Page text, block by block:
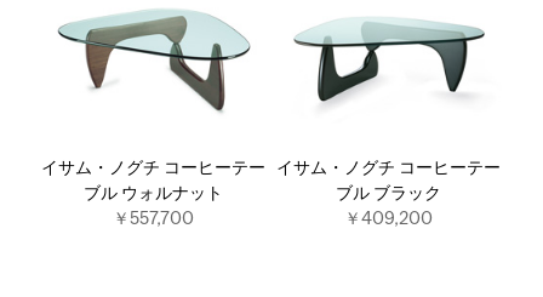
イサム・ノグチ コーヒーテー
ブル ウォルナット
￥557,700
イサム・ノグチ コーヒーテー
ブル ブラック
￥409,200